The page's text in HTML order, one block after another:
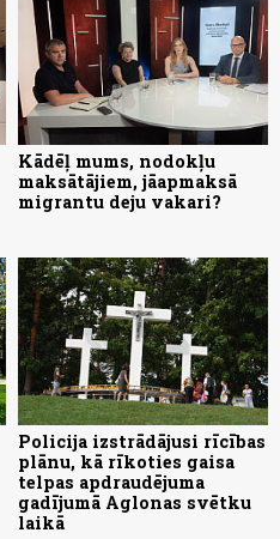
Kādēļ mums, nodokļu
maksātājiem, jāapmaksā
migrantu deju vakari?
Policija izstrādājusi rīcības
plānu, kā rīkoties gaisa
telpas apdraudējuma
gadījumā Aglonas svētku
laikā